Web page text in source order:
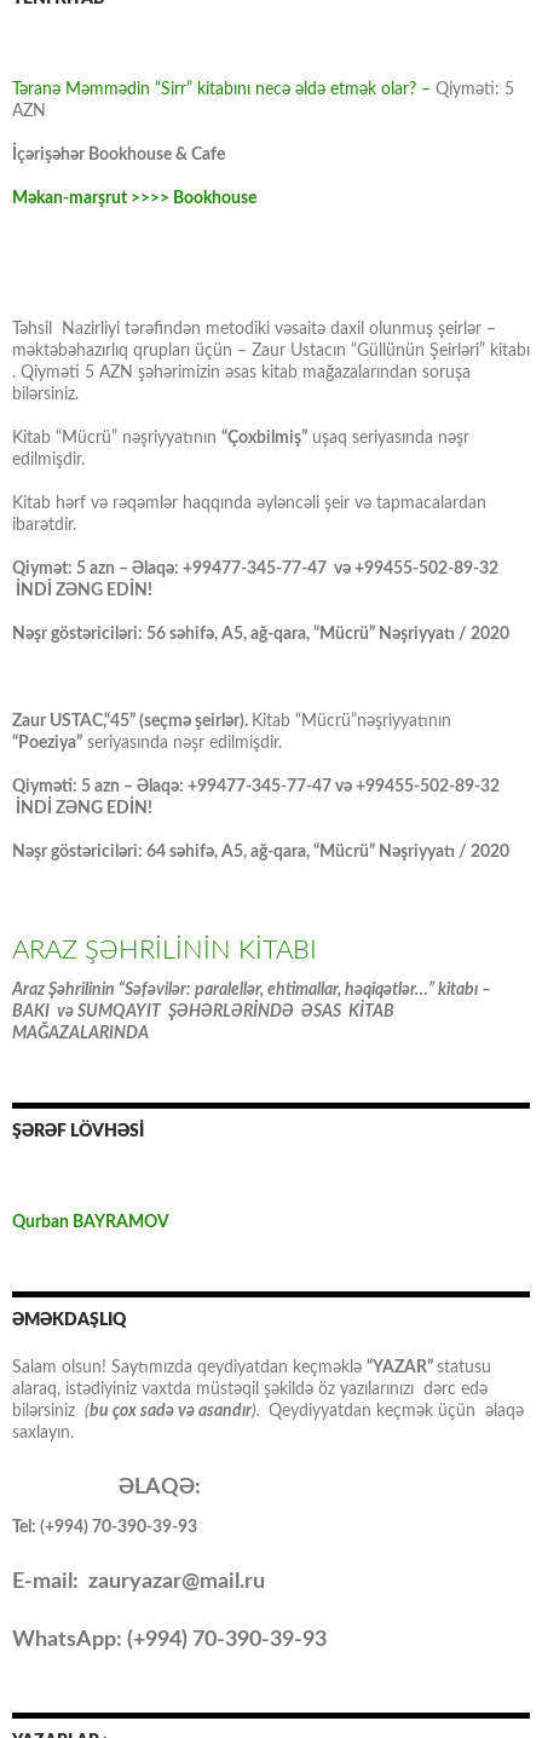
Təranə Məmmədin “Sirr” kitabını necə əldə etmək olar? – Qiyməti: 5
AZN
İçərişəhər Bookhouse & Cafe
Məkan-marşrut >>>> Bookhouse
Təhsil Nazirliyi tərəfindən metodiki vəsaitə daxil olunmuş şeirlər –
məktəbəhazırlıq qrupları üçün – Zaur Ustacın “Güllünün Şeirləri” kitabı
. Qiyməti 5 AZN şəhərimizin əsas kitab mağazalarından soruşa
bilərsiniz.
Kitab “Mücrü” nəşriyyatının “Çoxbilmiş” uşaq seriyasında nəşr
edilmişdir.
Kitab hərf və rəqəmlər haqqında əyləncəli şeir və tapmacalardan
ibarətdir.
Qiymət: 5 azn – Əlaqə: +99477-345-77-47 və +99455-502-89-32
İNDİ ZƏNG EDİN!
Nəşr göstəriciləri: 56 səhifə, A5, ağ-qara, “Mücrü” Nəşriyyatı / 2020
Zaur USTAC,“45” (seçmə şeirlər). Kitab “Mücrü”nəşriyyatının
“Poeziya” seriyasında nəşr edilmişdir.
Qiyməti: 5 azn – Əlaqə: +99477-345-77-47 və +99455-502-89-32
İNDİ ZƏNG EDİN!
Nəşr göstəriciləri: 64 səhifə, A5, ağ-qara, “Mücrü” Nəşriyyatı / 2020
ARAZ ŞƏHRİLİNİN KİTABI
Araz Şəhrilinin “Səfəvilər: paralellər, ehtimallar, həqiqətlər…” kitabı –
BAKI və SUMQAYIT ŞƏHƏRLƏRİNDƏ ƏSAS KİTAB
MAĞAZALARINDA
ŞƏRƏF LÖVHƏSİ
Qurban BAYRAMOV
ƏMƏKDAŞLIQ
Salam olsun! Saytımızda qeydiyatdan keçməklə “YAZAR” statusu
alaraq, istədiyiniz vaxtda müstəqil şəkildə öz yazılarınızı dərc edə
bilərsiniz (bu çox sadə və asandır). Qeydiyyatdan keçmək üçün əlaqə
saxlayın.
ƏLAQƏ:
Tel: (+994) 70-390-39-93
E-mail: zauryazar@mail.ru
WhatsApp: (+994) 70-390-39-93